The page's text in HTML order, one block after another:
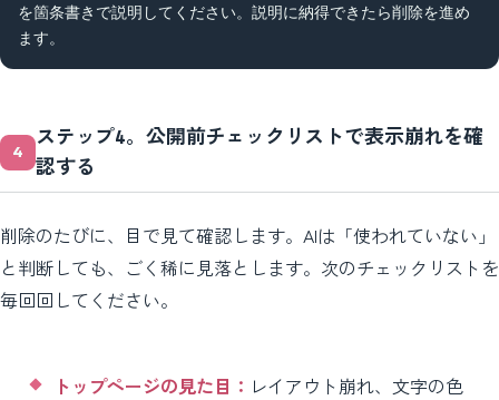
を箇条書きで説明してください。説明に納得できたら削除を進め
ます。
ステップ4。公開前チェックリストで表示崩れを確
認する
削除のたびに、目で見て確認します。AIは「使われていない」
と判断しても、ごく稀に見落とします。次のチェックリストを
毎回回してください。
トップページの見た目： レイアウト崩れ、文字の色